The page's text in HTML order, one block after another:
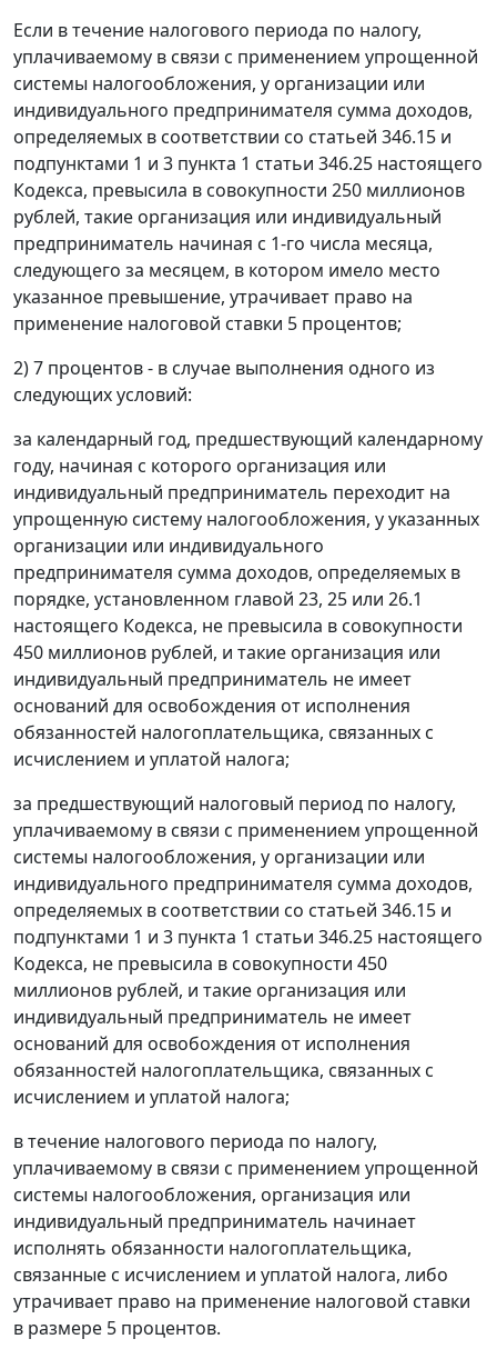
Если в течение налогового периода по налогу,
уплачиваемому в связи с применением упрощенной
системы налогообложения, у организации или
индивидуального предпринимателя сумма доходов,
определяемых в соответствии со статьей 346.15 и
подпунктами 1 и 3 пункта 1 статьи 346.25 настоящего
Кодекса, превысила в совокупности 250 миллионов
рублей, такие организация или индивидуальный
предприниматель начиная с 1-го числа месяца,
следующего за месяцем, в котором имело место
указанное превышение, утрачивает право на
применение налоговой ставки 5 процентов;
2) 7 процентов - в случае выполнения одного из
следующих условий:
за календарный год, предшествующий календарному
году, начиная с которого организация или
индивидуальный предприниматель переходит на
упрощенную систему налогообложения, у указанных
организации или индивидуального
предпринимателя сумма доходов, определяемых в
порядке, установленном главой 23, 25 или 26.1
настоящего Кодекса, не превысила в совокупности
450 миллионов рублей, и такие организация или
индивидуальный предприниматель не имеет
оснований для освобождения от исполнения
обязанностей налогоплательщика, связанных с
исчислением и уплатой налога;
за предшествующий налоговый период по налогу,
уплачиваемому в связи с применением упрощенной
системы налогообложения, у организации или
индивидуального предпринимателя сумма доходов,
определяемых в соответствии со статьей 346.15 и
подпунктами 1 и 3 пункта 1 статьи 346.25 настоящего
Кодекса, не превысила в совокупности 450
миллионов рублей, и такие организация или
индивидуальный предприниматель не имеет
оснований для освобождения от исполнения
обязанностей налогоплательщика, связанных с
исчислением и уплатой налога;
в течение налогового периода по налогу,
уплачиваемому в связи с применением упрощенной
системы налогообложения, организация или
индивидуальный предприниматель начинает
исполнять обязанности налогоплательщика,
связанные с исчислением и уплатой налога, либо
утрачивает право на применение налоговой ставки
в размере 5 процентов.